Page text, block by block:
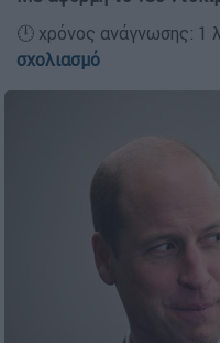
🕛 χρόνος ανάγνωσης:
σχολιασμό